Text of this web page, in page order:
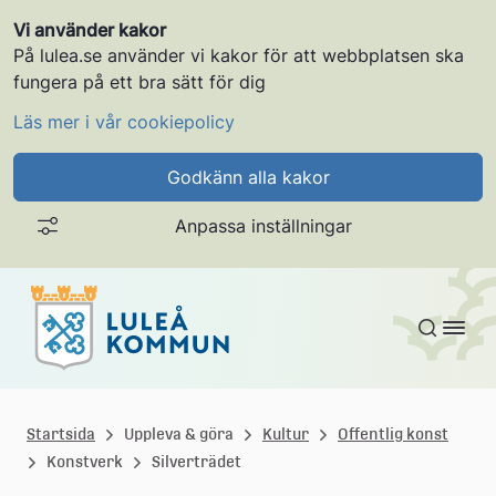
Vi använder kakor
På lulea.se använder vi kakor för att webbplatsen ska
fungera på ett bra sätt för dig
Läs mer i vår cookiepolicy
Godkänn alla kakor
Anpassa inställningar
Gå till innehållet
u
l
Startsida Uppleva & göra Kultur
Offentlig konst
Konstverk
Silverträdet